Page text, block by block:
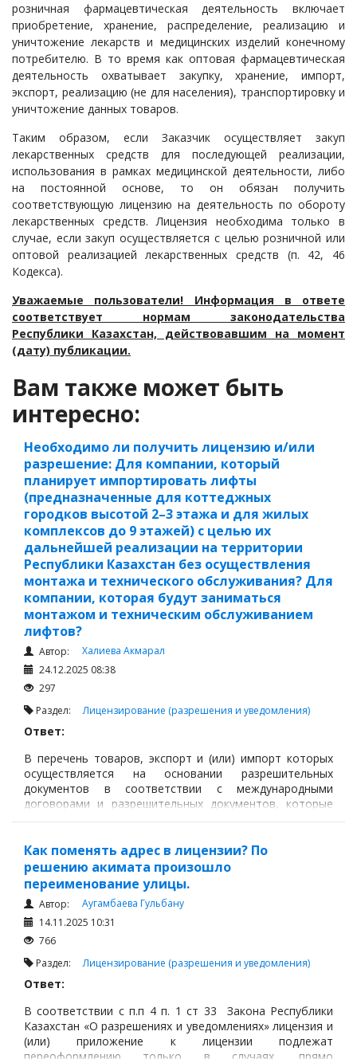
розничная фармацевтическая деятельность включает
приобретение, хранение, распределение, реализацию и
уничтожение лекарств и медицинских изделий конечному
потребителю. В то время как оптовая фармацевтическая
деятельность охватывает закупку, хранение, импорт,
экспорт, реализацию (не для населения), транспортировку и
уничтожение данных товаров.
Таким образом, если Заказчик осуществляет закуп
лекарственных средств для последующей реализации,
использования в рамках медицинской деятельности, либо
на постоянной основе, то он обязан получить
соответствующую лицензию на деятельность по обороту
лекарственных средств. Лицензия необходима только в
случае, если закуп осуществляется с целью розничной или
оптовой реализацией лекарственных средств (п. 42, 46
Кодекса).
Уважаемые пользователи! Информация в ответе
соответствует нормам законодательства
Республики Казахстан, действовавшим на момент
(дату) публикации.
Вам также может быть
интересно:
Необходимо ли получить лицензию и/или
разрешение: Для компании, который
планирует импортировать лифты
(предназначенные для коттеджных
городков высотой 2–3 этажа и для жилых
комплексов до 9 этажей) с целью их
дальнейшей реализации на территории
Республики Казахстан без осуществления
монтажа и технического обслуживания? Для
компании, которая будут заниматься
монтажом и техническим обслуживанием
лифтов?
Автор:
Халиева Акмарал
24.12.2025 08:38
297
Раздел:Лицензирование (разрешения и уведомления)
Ответ:
В перечень товаров, экспорт и (или) импорт которых
осуществляется на основании разрешительных
документов в соответствии с международными
договорами и разрешительных документов, которые
выдаются государственными органами, утвержденный
от 24 апреля 2015 года № 287 не внесены лифты.
Как поменять адрес в лицензии? По
решению акимата произошло
переименование улицы.
Автор:
Аугамбаева Гульбану
14.11.2025 10:31
766
Раздел:Лицензирование (разрешения и уведомления)
Ответ:
В соответствии с п.п 4 п. 1 ст 33 Закона Республики
Казахстан «О разрешениях и уведомлениях» лицензия и
(или) приложение к лицензии подлежат
переоформлению только в случаях, прямо